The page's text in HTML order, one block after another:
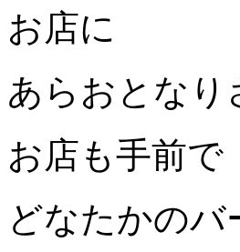
お店に
あらおとなり
お店も手前で
どなたかのバ